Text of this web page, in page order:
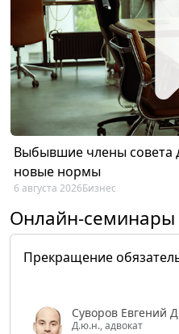
Выбывшие члены
новые нормы
6 августа 2026Бизнес
Онлайн-семинары
Прекращение
Суворов Евгений
Д.ю.н., адвокат